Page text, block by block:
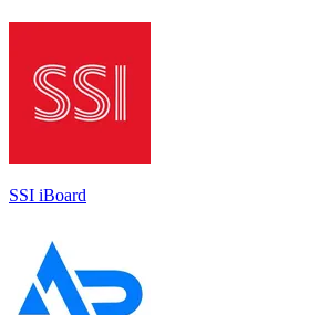
SSI iBoard